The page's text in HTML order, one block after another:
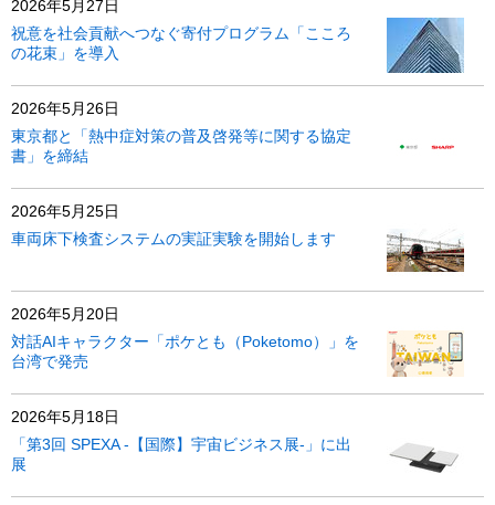
2026年5月27日
祝意を社会貢献へつなぐ寄付プログラム「こころ
の花束」を導入
2026年5月26日
東京都と「熱中症対策の普及啓発等に関する協定
書」を締結
2026年5月25日
車両床下検査システムの実証実験を開始します
2026年5月20日
対話AIキャラクター「ポケとも（Poketomo）」を
台湾で発売
2026年5月18日
「第3回 SPEXA -【国際】宇宙ビジネス展-」に出
展